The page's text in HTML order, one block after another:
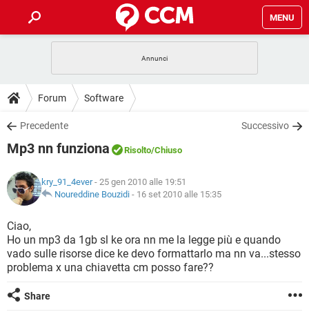
MENU
INTRATTENIMENTO
iOS
INSTAGRAM WHATSAPP
TIKTOK
HARDWARE
GUIDE
COVID-19
INSTAGRAM WHATSAPP
TIKTOK
HARDWARE
DOWNLOAD
COVID-19 GAMING
INTRATTENIMENTO
iOS WINDOWS 10
INSTAGRAM
TIKTOK FACEBOOK
HARDWARE
FORUM
COVID-19 GAMING
INTRATTENIMENTO
iOS
INSTAGRAM WHATSAPP
HARDWARE
GLOSSARIO
COVID-19
INTRATTENIMENTO ANDROID
iOS WINDOWS 10
INSTAGRAM
Forum Software
Precedente Successivo
Mp3 nn funziona Risolto/Chiuso
kry_91_4ever- 25 gen 2010 alle 19:51
Noureddine Bouzidi - 16 set 2010 alle 15:35
Ciao,
Ho un mp3 da 1gb sl ke ora nn me la legge più e quando
vado sulle risorse dice ke devo formattarlo ma nn va...stesso
problema x una chiavetta cm posso fare??
Share